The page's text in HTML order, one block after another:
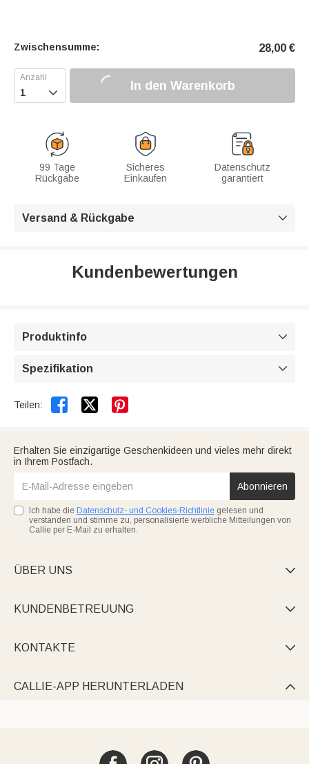
Zwischensumme: 28,00 €
 In den Warenkorb
99 Tage
Rückgabe
Sicheres
Einkaufen
Datenschutz
garantiert
Versand & Rückgabe 
Kundenbewertungen
Produktinfo 
Spezifikation 
Teilen:  
Erhalten Sie einzigartige Geschenkideen und vieles mehr direkt
in Ihrem Postfach.
Abonnieren
Ich habe die Datenschutz- und Cookies-Richtlinie gelesen und
verstanden und stimme zu, personalisierte werbliche Mitteilungen von
Callie per E-Mail zu erhalten.
ÜBER UNS 
KUNDENBETREUUNG 
KONTAKTE 
CALLIE-APP HERUNTERLADEN 